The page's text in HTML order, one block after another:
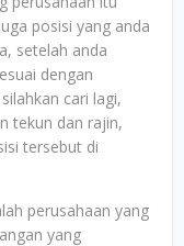
posisi yang anda
setelah anda
dengan
cari lagi,
tekun dan rajin,
tersebut di
perusahaan yang
yang